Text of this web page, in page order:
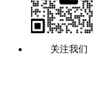
关注我们